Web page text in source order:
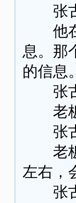
张古
他在
息。那
的信息。
张古
老板
张古
老板
左右，
张古